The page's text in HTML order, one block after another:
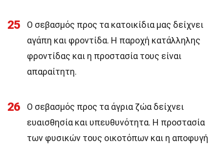
25
Ο σεβασμός προς τα κατοικίδια μας δείχνει
αγάπη και φροντίδα. Η παροχή κατάλληλης
φροντίδας και η προστασία τους είναι
απαραίτητη.
26
Ο σεβασμός προς τα άγρια ζώα δείχνει
ευαισθησία και υπευθυνότητα. Η προστασία
των φυσικών τους οικοτόπων και η αποφυγή